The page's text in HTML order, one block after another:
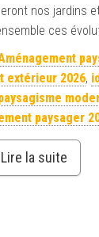
nos jardins
ces
extérieur 2026,
paysager
Lire la suite